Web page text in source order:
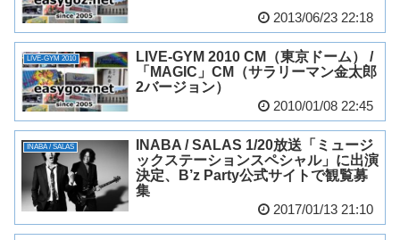
2013/06/23 22:18
LIVE-GYM 2010
LIVE-GYM 2010 CM（東京ドーム） /
「MAGIC」CM（サラリーマン金太郎
2バージョン）
2010/01/08 22:45
INABA / SALAS
INABA / SALAS 1/20放送「ミュージ
ックステーションスペシャル」に出演
決定、B’z Party公式サイトで観覧募
集
2017/01/13 21:10